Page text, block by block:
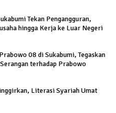
Tekan Pengangguran,
hingga Kerja ke Luar Negeri
08 di Sukabumi, Tegaskan
terhadap Prabowo
Literasi Syariah Umat